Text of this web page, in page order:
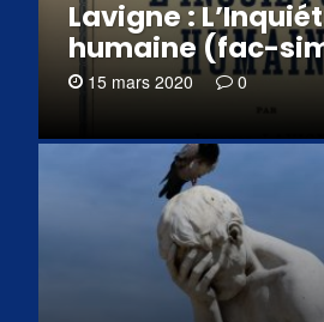
Lavigne :
humaine (fac-
15 mars 2020 0